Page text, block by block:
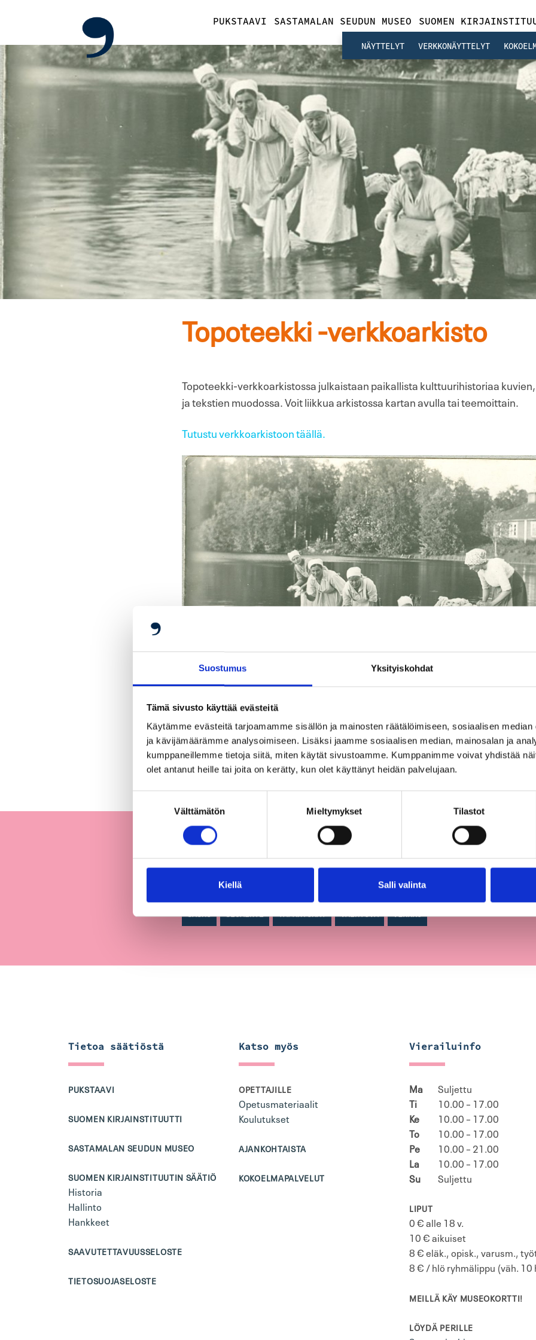
Suostumus Yksityiskohdat
Tämä sivusto käyttää evästeitä
Käytämme evästeitä tarjoamamme sisällön ja mainosten räätälöimiseen, sosiaalisen
ja kävijämäärämme analysoimiseen. Lisäksi jaamme sosiaalisen median, mainosalan ja
kumppaneillemme tietoja siitä, miten käytät sivustoamme. Kumppanimme voivat yhdistää
olet antanut heille tai joita on kerätty, kun olet käyttänyt heidän palvelujaan.
valinta
Välttämätön Mieltymykset Tilastot
Kiellä Salli valinta
PUKSTAAVI SASTAMALAN SEUDUN MUSEO SUOMEN
NÄYTTELYT VERKKONÄYTTELYT
Topoteekki -verkkoarkisto
Topoteekki-verkkoarkistossa julkaistaan paikallista kulttuurihistoriaa
ja tekstien muodossa. Voit liikkua arkistossa kartan avulla tai teemoittain.
Tutustu verkkoarkistoon täällä.
© SASTAMALAN SEUDUN MUSEO
AJANKOHTAISTA BLOGI HANKKEET KÄYNNISSÄ KIERTONÄYTTELY
LAPSILLE MENNEET NUORILLE OPETUSMATERIAALIT
SASMU SIJAINTI TAPAHTUMAT VAIHTUVA VERKKO
Tietoa säätiöstä
PUKSTAAVI
SUOMEN KIRJAINSTITUUTTI
SASTAMALAN SEUDUN MUSEO
SUOMEN KIRJAINSTITUUTIN SÄÄTIÖ
Historia
Hallinto
Hankkeet
SAAVUTETTAVUUSSELOSTE
TIETOSUOJASELOSTE
Katso myös
OPETTAJILLE
Opetusmateriaalit
Koulutukset
AJANKOHTAISTA
KOKOELMAPALVELUT
Vierailuinfo
Ma
Suljettu
Ti
10.00 – 17.00
Ke
10.00 – 17.00
To
10.00 – 17.00
Pe
10.00 – 21.00
La
10.00 – 17.00
Su
Suljettu
LIPUT
0 € alle 18 v.
10 € aikuiset
8 € eläk., opisk., varusm.,
8 € / hlö ryhmälippu (väh. 10
MEILLÄ KÄY MUSEOKORTTI!
LÖYDÄ PERILLE